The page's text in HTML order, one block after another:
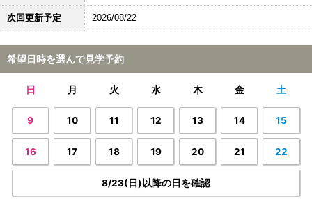
次回更新予定 2026/08/22
希望日時を選んで見学予約
日 月 火 水 木 金 土
9 10 11 12 13 14 15
16 17 18 19 20 21 22
8/23(日)以降の日を確認